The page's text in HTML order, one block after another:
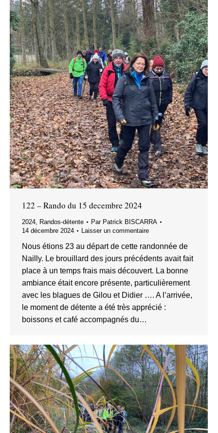
122 – Rando du 15 decembre 2024
2024 Randos-détente Par Patrick BISCARRA
14 décembre 2024
Laisser un commentaire
Nous étions 23 au départ de cette randonnée de
Nailly. Le brouillard des jours précédents avait fait
place à un temps frais mais découvert. La bonne
ambiance était encore présente, particulièrement
avec les blagues de Gilou et Didier …. A l’arrivée,
le moment de détente a été très apprécié :
boissons et café accompagnés du…